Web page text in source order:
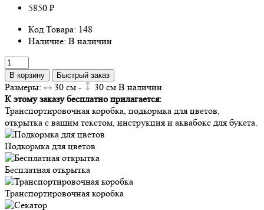
5850 ₽
Код Товара: 148
Наличие: В наличии
В корзину Быстрый заказ
Размеры: 30 см - 30 см В наличии
К этому заказу бесплатно прилагается:
Транспортировочная коробка, подкормка для цветов,
открытка с вашим текстом, инструкция и аквабокс для букета.
Подкормка для цветов
Бесплатная открытка
Транспортировочная коробка